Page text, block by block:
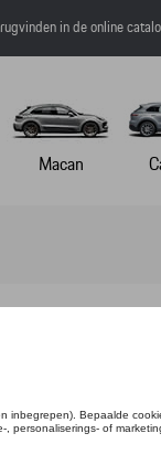
in de online
Macan